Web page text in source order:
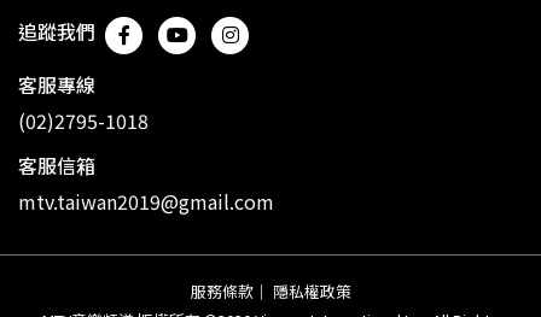
追蹤我們
客服專線
(02)2795-1018
客服信箱
mtv.taiwan2019@gmail.com
服務條款 ｜ 隱私權政策